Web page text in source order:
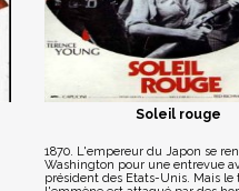
Soleil rouge
1870. L'empereur du Japon se
Washington pour une entrevue
président des Etats-Unis. Mais le